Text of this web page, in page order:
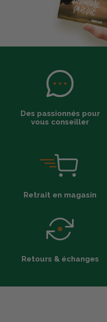
Des passionnés pour
vous conseiller
Retrait en magasin
Retours & échanges